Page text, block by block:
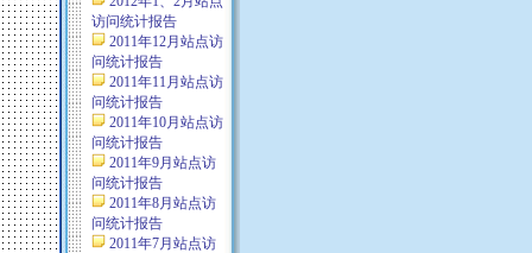
访问统计报告
2011年12月站点访
问统计报告
2011年11月站点访
问统计报告
2011年10月站点访
问统计报告
2011年9月站点访
问统计报告
2011年8月站点访
问统计报告
2011年7月站点访